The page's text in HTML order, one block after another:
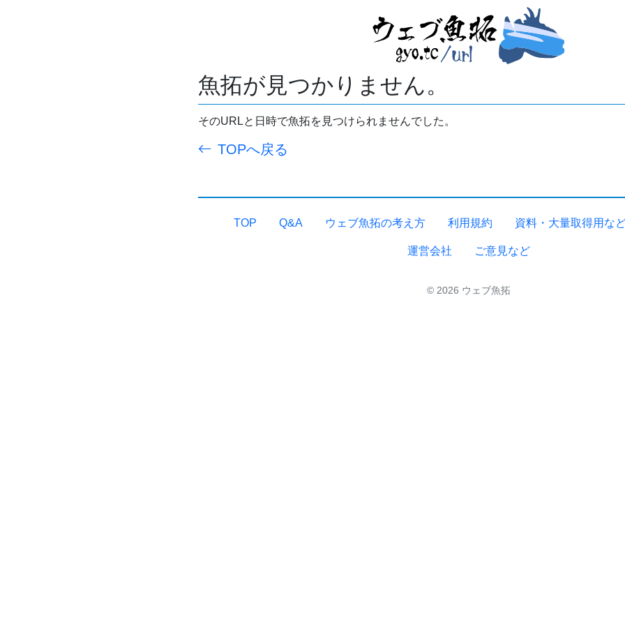
魚拓が見つかりません。
そのURLと日時で魚拓を見つけられませんでした。
TOPへ戻る
TOP Q&A ウェブ魚拓の考え方 利用規約 資料・大量取得用な
運営会社 ご意見など
© 2026 ウェブ魚拓